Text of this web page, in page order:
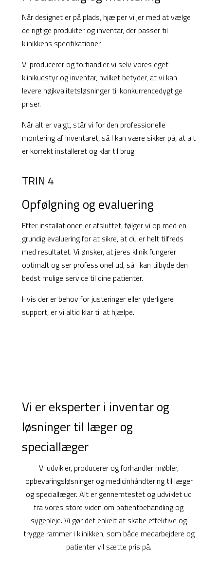
Når designet er på plads, hjælper vi jer med at vælge
de rigtige produkter og inventar, der passer til
klinikkens specifikationer.
Vi producerer og forhandler vi selv vores eget
klinikudstyr og inventar, hvilket betyder, at vi kan
levere højkvalitetsløsninger til konkurrencedygtige
priser.
Når alt er valgt, står vi for den professionelle
montering af inventaret, så I kan være sikker på, at alt
er korrekt installeret og klar til brug.
TRIN 4
Opfølgning og evaluering
Efter installationen er afsluttet, følger vi op med en
grundig evaluering for at sikre, at du er helt tilfreds
med resultatet. Vi ønsker, at jeres klinik fungerer
optimalt og ser professionel ud, så I kan tilbyde den
bedst mulige service til dine patienter.
Hvis der er behov for justeringer eller yderligere
support, er vi altid klar til at hjælpe.
Vi er eksperter i inventar og
løsninger til læger og
speciallæger
Vi udvikler, producerer og forhandler møbler,
opbevaringsløsninger og medicinhåndtering til læger
og speciallæger. Alt er gennemtestet og udviklet ud
fra vores store viden om patientbehandling og
sygepleje. Vi gør det enkelt at skabe effektive og
trygge rammer i klinikken, som både medarbejdere og
patienter vil sætte pris på.